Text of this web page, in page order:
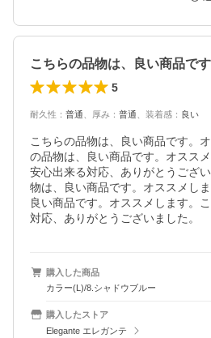
5
耐久性 ： 普通 厚み ： 普通 装着感 ： 良い
こちらの品物は、良い商品です。
の品物は、良い商品です。オスス
安心出来る対応、ありがとうござ
物は、良い商品です。オススメし
良い商品です。オススメします。
対応、ありがとうございました。
購入した商品
カラー(L)/8.シャドウブルー
購入したストア
Elegante エレガンテ